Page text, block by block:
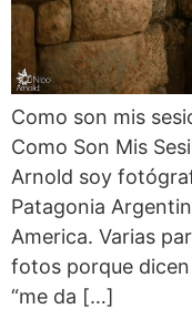
Como son mis
Como Son Mis
Arnold soy
Patagonia
America. Varias
fotos porque dicen
“me da […]